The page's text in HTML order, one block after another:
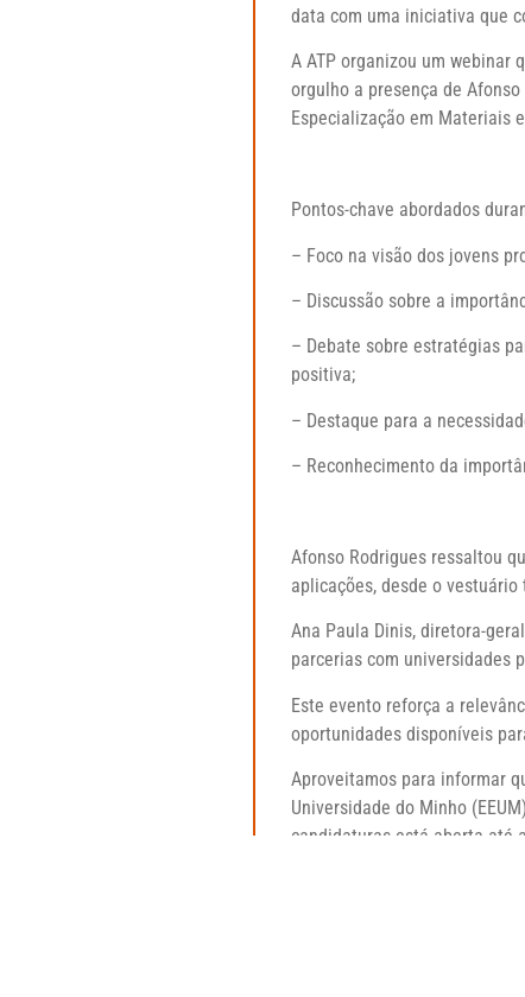
data com uma iniciativa que
A ATP organizou um webinar
orgulho a presença de
Especialização em Materiais
Pontos-chave abordados
– Foco na visão dos jovens
– Discussão sobre a
– Debate sobre estratégias
positiva;
– Destaque para a
– Reconhecimento da
Afonso Rodrigues ressaltou
aplicações, desde o
Ana Paula Dinis, diretora-
parcerias com universidades
Este evento reforça a
oportunidades disponíveis
Aproveitamos para informar
Universidade do Minho
candidaturas está aberta até